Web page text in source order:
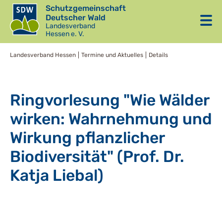
Schutzgemeinschaft
Deutscher Wald
Landesverband
Hessen e. V.
Landesverband Hessen Termine und Aktuelles Details
Ringvorlesung "Wie Wälder
wirken: Wahrnehmung und
Wirkung pflanzlicher
Biodiversität" (Prof. Dr.
Katja Liebal)